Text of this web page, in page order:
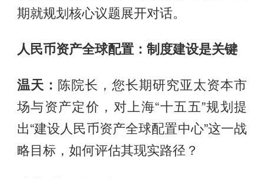
期就规划核心议题展开对话。
人民币资产全球配置：制度建设是关键
温天： 陈院长，您长期研究亚太资本市
场与资产定价，对上海“十五五”规划提
出“建设人民币资产全球配置中心”这一战
略目标，如何评估其现实路径？